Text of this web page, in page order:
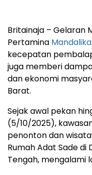
Britainaja – Gelaran
Pertamina Mandalika
kecepatan
juga memberi
dan ekonomi
Barat.
Sejak awal pekan
(5/10/2025),
penonton dan
Rumah Adat Sade di
Tengah, mengalami